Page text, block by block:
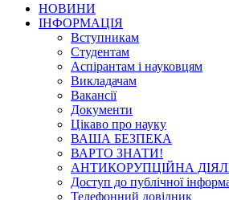
НОВИНИ
ІНФОРМАЦІЯ
Вступникам
Студентам
Аспірантам і науковцям
Викладачам
Вакансії
Документи
Цікаво про науку
ВАША БЕЗПЕКА
ВАРТО ЗНАТИ!
АНТИКОРУПЦІЙНА
Доступ до публічної
Телефонний довідник